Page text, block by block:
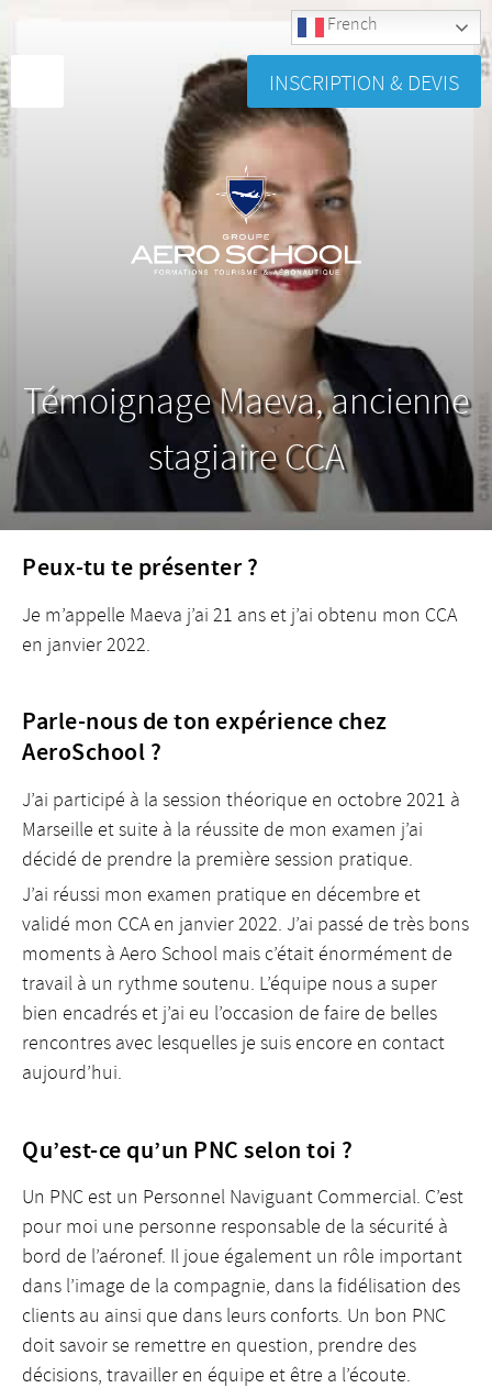
INSCRIPTION & DEVIS
Témoignage Maeva, ancienne
stagiaire CCA
Peux-tu te présenter ?
Je m’appelle Maeva j’ai 21 ans et j’ai obtenu mon CCA
en janvier 2022.
Parle-nous de ton expérience chez
AeroSchool ?
J’ai participé à la session théorique en octobre 2021 à
Marseille et suite à la réussite de mon examen j’ai
décidé de prendre la première session pratique.
J’ai réussi mon examen pratique en décembre et
validé mon CCA en janvier 2022. J’ai passé de très bons
moments à Aero School mais c’était énormément de
travail à un rythme soutenu. L’équipe nous a super
bien encadrés et j’ai eu l’occasion de faire de belles
rencontres avec lesquelles je suis encore en contact
aujourd’hui.
Qu’est-ce qu’un PNC selon toi ?
Un PNC est un Personnel Naviguant Commercial. C’est
pour moi une personne responsable de la sécurité à
bord de l’aéronef. Il joue également un rôle important
dans l’image de la compagnie, dans la fidélisation des
clients au ainsi que dans leurs conforts. Un bon PNC
doit savoir se remettre en question, prendre des
décisions, travailler en équipe et être a l’écoute.
French